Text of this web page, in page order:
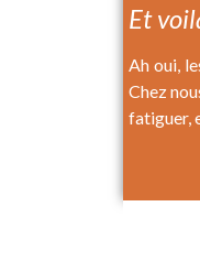
Et
Ah oui,
Chez
fatiguer,